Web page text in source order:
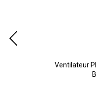
Ventilateur